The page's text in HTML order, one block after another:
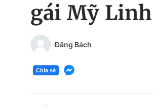
gái Mỹ Linh
Đăng Bách
Chia sẻ